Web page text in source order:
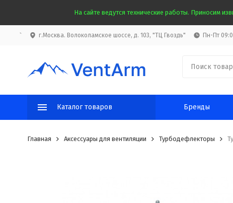
На сайте ведутся технические работы. Приносим
` г.Москва. Волоколамское шоссе, д. 103, "ТЦ Гвоздь" Пн-Пт
Каталог товаров Бренды
Главная Аксессуары для вентиляции Турбодефлекторы